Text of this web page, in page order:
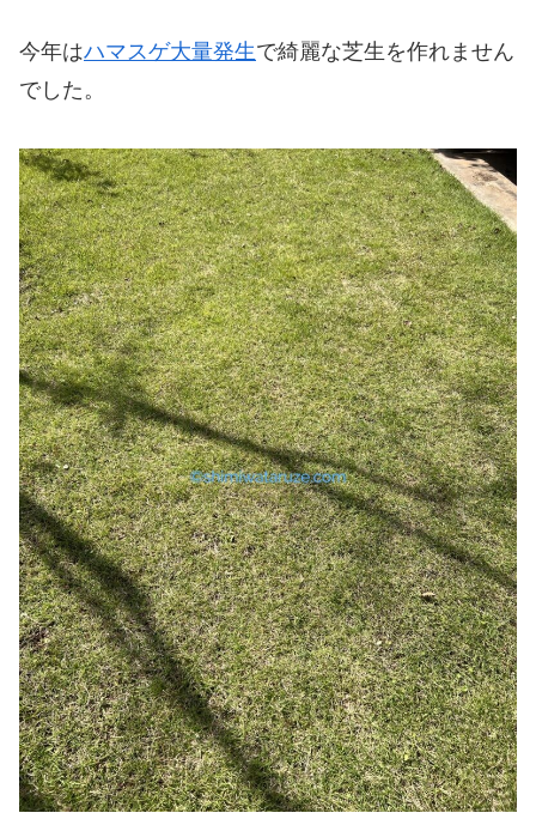
今年はハマスゲ大量発生で綺麗な芝生を作れません
でした。